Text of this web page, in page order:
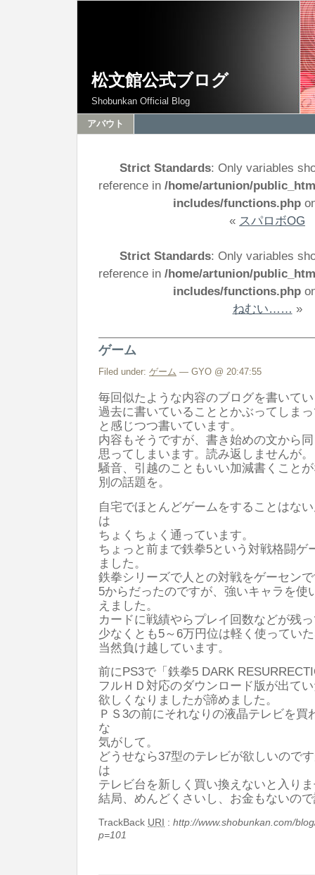
松文館公式ブログ
Shobunkan Official Blog
アバウト
Strict Standards: Only variables
reference in /home/artunion/
includes/functions.php
« スパロボOG
Strict Standards: Only variables
reference in /home/artunion/
includes/functions.php
ねむい…… »
ゲーム
Filed under: ゲーム — GYO @ 20:47:55
毎回似たような内容のブログを書いて
過去に書いていることとかぶってしま
と感じつつ書いています。
内容もそうですが、書き始めの文から
思ってしまいます。読み返しませんが。
騒音、引越のこともいい加減書くこと
別の話題を。
自宅でほとんどゲームをすることはな
は
ちょくちょく通っています。
ちょっと前まで鉄拳5という対戦格闘ゲ
ました。
鉄拳シリーズで人との対戦をゲーセン
5からだったのですが、強いキャラを使
えました。
カードに戦績やらプレイ回数などが残
少なくとも5～6万円位は軽く使ってい
当然負け越しています。
前にPS3で「鉄拳5 DARK
フルＨＤ対応のダウンロード版が出て
欲しくなりましたが諦めました。
ＰＳ3の前にそれなりの液晶テレビを買
な
気がして。
どうせなら37型のテレビが欲しいので
は
テレビ台を新しく買い換えないと入り
結局、めんどくさいし、お金もないの
TrackBack URI : http://www.shobunkan.com/
p=101